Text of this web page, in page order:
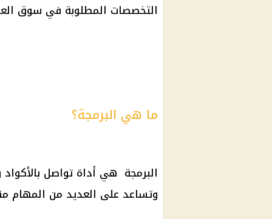
التخصصات المطلوبة في سوق
ما هي البرمجة؟
البرمجة هي أداة تواصل
وتساعد على العديد من المهام